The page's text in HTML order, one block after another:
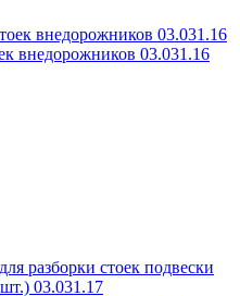
внедорожников 03.031.16